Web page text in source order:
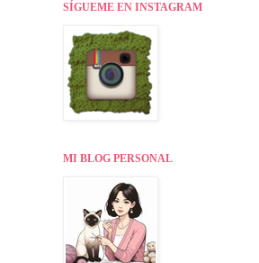
SÍGUEME EN INSTAGRAM
MI BLOG PERSONAL